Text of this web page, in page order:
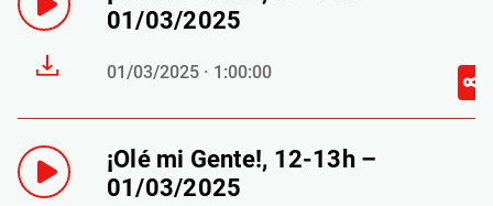
01/03/2025
01/03/2025 · 1:00:00
¡Olé mi Gente!, 12-13h –
01/03/2025